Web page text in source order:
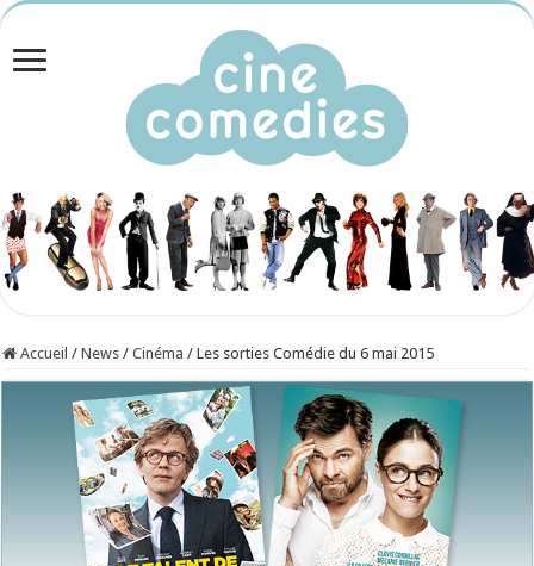
Accueil / News / Cinéma / Les sorties Comédie du 6 mai 2015